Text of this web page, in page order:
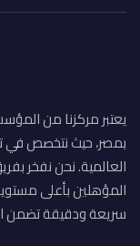
يعتبر مركزنا من
بمصر، حيث نتخصص في
العالمية. نحن نفخر
المؤهلين بأعلى
سريعة ودقيقة تضمن